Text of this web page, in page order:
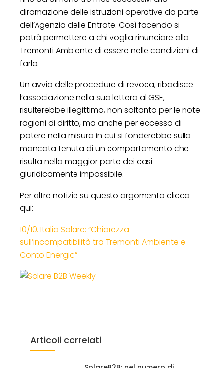
diramazione delle istruzioni operative da parte
dell’Agenzia delle Entrate. Così facendo si
potrà permettere a chi voglia rinunciare alla
Tremonti Ambiente di essere nelle condizioni di
farlo.
Un avvio delle procedure di revoca, ribadisce
l’associazione nella sua lettera al GSE,
risulterebbe illegittimo, non soltanto per le note
ragioni di diritto, ma anche per eccesso di
potere nella misura in cui si fonderebbe sulla
mancata tenuta di un comportamento che
risulta nella maggior parte dei casi
giuridicamente impossibile.
Per altre notizie su questo argomento clicca
qui:
10/10. Italia Solare: “Chiarezza
sull’incompatibilità tra Tremonti Ambiente e
Conto Energia”
Articoli correlati